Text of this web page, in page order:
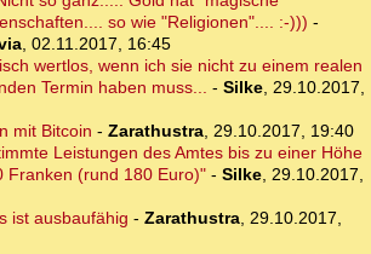
so wie "Religionen".... :-))) -
, 02.11.2017, 16:45
wertlos, wenn ich sie nicht zu einem realen
Termin haben muss... - Silke, 29.10.2017,
mit Bitcoin - Zarathustra, 29.10.2017, 19:40
Leistungen des Amtes bis zu einer Höhe
Franken (rund 180 Euro)" - Silke, 29.10.2017,
ist ausbaufähig - Zarathustra, 29.10.2017,